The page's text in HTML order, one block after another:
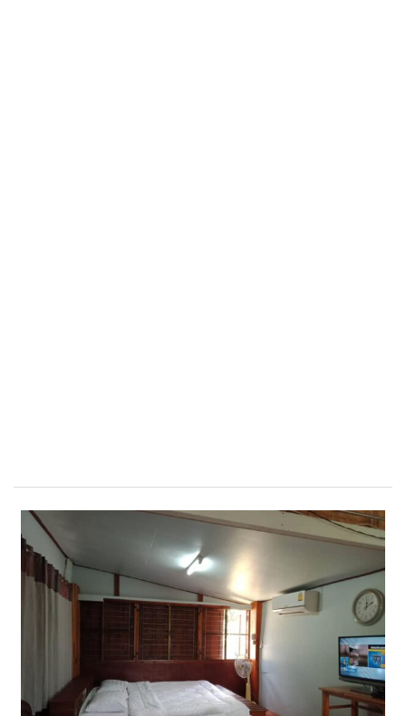
น่านปัว รีสอร์ท
นาเหล่า เก๊าสลี โฮมสเตย์
นาไผ่ปัววิว
บวกบัววิวรีสอร์ท
บ้านกังหัน @ ปัวคอทเทจ